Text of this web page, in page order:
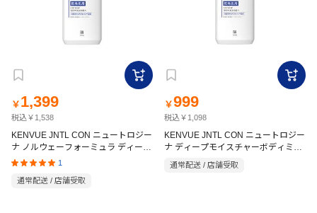
￥ 1,399
税込￥1,538
KENVUE JNTL CON ニュートロジー
ナ ノルウェーフォーミュラ ディープ
モイスチャー ボディミルク 450ml
1
通常配送 / 店舗受取
￥999
税込￥1,098
KENVUE JNTL CON ニュートロジー
ナ ディープモイスチャーボディミル
ク 250ml
通常配送 / 店舗受取